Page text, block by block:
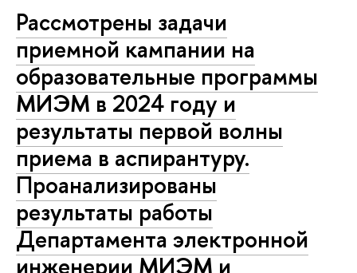
Рассмотрены задачи
приемной кампании на
образовательные программы
МИЭМ в 2024 году и
результаты первой волны
приема в аспирантуру.
Проанализированы
результаты работы
Департамента электронной
инженерии МИЭМ и